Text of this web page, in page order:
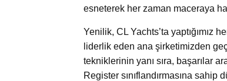
esneterek her zaman maceraya
Yenilik, CL Yachts’ta yaptığımız
liderlik eden ana şirketimizden
tekniklerinin yanı sıra, başarılar
Register sınıflandırmasına